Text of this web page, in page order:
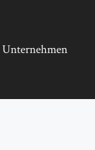
Unternehmen